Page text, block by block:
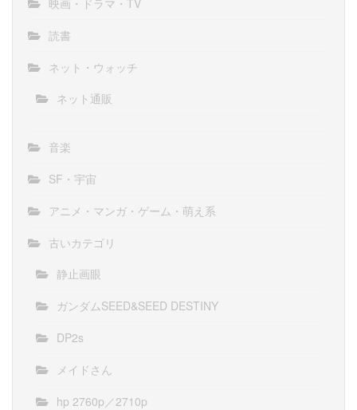
読書
ネット・ウォッチ
ネット通販
音楽
SF・宇宙
アニメ・マンガ・ゲーム・萌え系
古いカテゴリ
静止画眼
ガンダムSEED&SEED DESTINY
DP2s
メイドさん
hp 2760p／2710p